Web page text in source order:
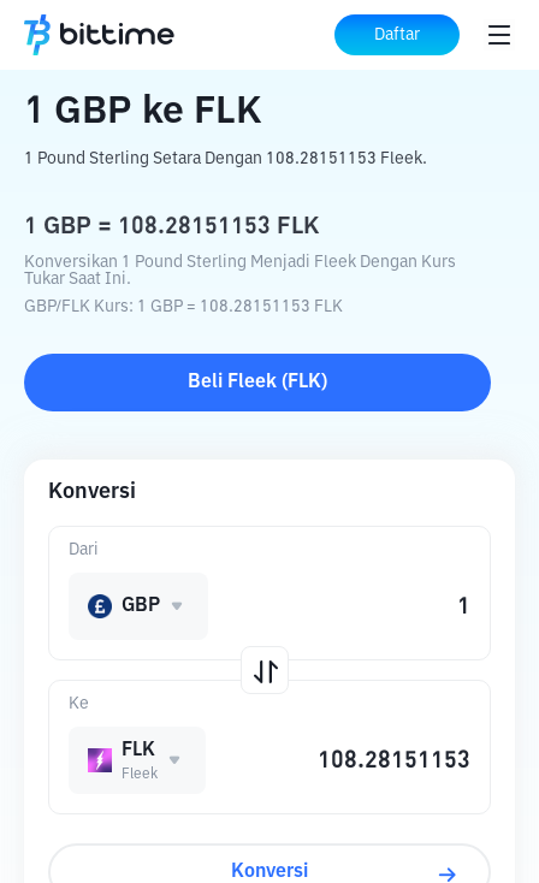
Daftar
Beranda Konverter Kripto ke FLK
1 GBP ke FLK
1 Pound Sterling Setara Dengan 108.28151153 Fleek.
1 GBP = 108.28151153 FLK
Konversikan 1 Pound Sterling Menjadi Fleek Dengan Kurs
Tukar Saat Ini.
GBP/FLK Kurs: 1 GBP = 108.28151153 FLK
Beli Fleek ( FLK)
Konversi
Ke
FLK
Fleek
Dari
GBP
Konversi